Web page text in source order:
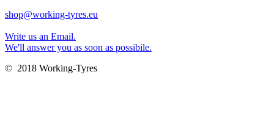
shop@working-tyres.eu
Write us an Email.
We'll answer you as soon as possibile.
© 2018 Working-Tyres